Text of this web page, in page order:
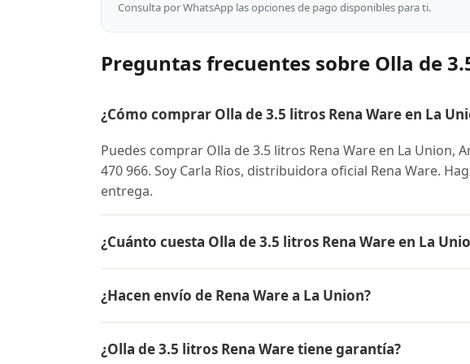
Consulta por WhatsApp las opciones de pago disponibles para ti.
Preguntas frecuentes sobre Olla de
¿Cómo comprar Olla de 3.5 litros Rena Ware en La
Puedes comprar Olla de 3.5 litros Rena Ware en La Union,
470 966. Soy Carla Rios, distribuidora oficial Rena Ware.
entrega.
¿Cuánto cuesta Olla de 3.5 litros Rena Ware en La
conocer el precio actual, promociones disponibles y
¿Hacen envío de Rena Ware a La Union?
contra entrega.
¿Olla de 3.5 litros Rena Ware tiene garantía?